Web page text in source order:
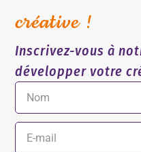
créative !
Inscrivez-vous à
développer votre